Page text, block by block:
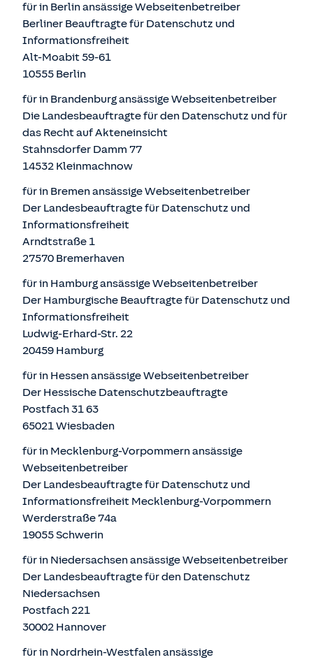
für in Berlin ansässige Webseitenbetreiber
Berliner Beauftragte für Datenschutz und
Informationsfreiheit
Alt-Moabit 59-61
10555 Berlin
für in Brandenburg ansässige Webseitenbetreiber
Die Landesbeauftragte für den Datenschutz und für
das Recht auf Akteneinsicht
Stahnsdorfer Damm 77
14532 Kleinmachnow
für in Bremen ansässige Webseitenbetreiber
Der Landesbeauftragte für Datenschutz und
Informationsfreiheit
Arndtstraße 1
27570 Bremerhaven
für in Hamburg ansässige Webseitenbetreiber
Der Hamburgische Beauftragte für Datenschutz und
Informationsfreiheit
Ludwig-Erhard-Str. 22
20459 Hamburg
für in Hessen ansässige Webseitenbetreiber
Der Hessische Datenschutzbeauftragte
Postfach 31 63
65021 Wiesbaden
für in Mecklenburg-Vorpommern ansässige
Webseitenbetreiber
Der Landesbeauftragte für Datenschutz und
Informationsfreiheit Mecklenburg-Vorpommern
Werderstraße 74a
19055 Schwerin
für in Niedersachsen ansässige Webseitenbetreiber
Der Landesbeauftragte für den Datenschutz
Niedersachsen
Postfach 221
30002 Hannover
für in Nordrhein-Westfalen ansässige